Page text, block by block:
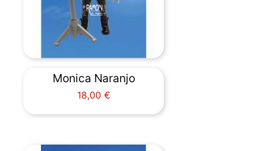
Monica Naranjo
Precio
18,00 €